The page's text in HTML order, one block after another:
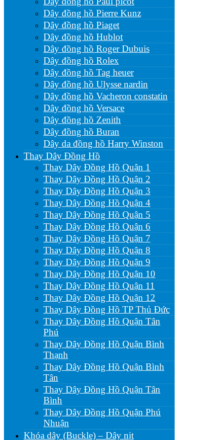
Dây đồng hồ Pierre Kunz
Dây đồng hồ Piaget
Dây đồng hồ Hublot
Dây đồng hồ Roger Dubuis
Dây đồng hồ Rolex
Dây đồng hồ Tag heuer
Dây đồng hồ Ulysse nardin
Dây đồng hồ Vacheron constatin
Dây đồng hồ Versace
Dây đồng hồ Zenith
Dây đồng hồ Buran
Dây da đồng hồ Harry Winston
Thay Dây Đồng Hồ
Thay Dây Đồng Hồ Quận 1
Thay Dây Đồng Hồ Quận 2
Thay Dây Đồng Hồ Quận 3
Thay Dây Đồng Hồ Quận 4
Thay Dây Đồng Hồ Quận 5
Thay Dây Đồng Hồ Quận 6
Thay Dây Đồng Hồ Quận 7
Thay Dây Đồng Hồ Quận 8
Thay Dây Đồng Hồ Quận 9
Thay Dây Đồng Hồ Quận 10
Thay Dây Đồng Hồ Quận 11
Thay Dây Đồng Hồ Quận 12
Thay Dây Đồng Hồ TP Thủ Đức
Thay Dây Đồng Hồ Quận Tân
Phú
Thay Dây Đồng Hồ Quận Bình
Thạnh
Thay Dây Đồng Hồ Quận Bình
Tân
Thay Dây Đồng Hồ Quận Tân
Bình
Thay Dây Đồng Hồ Quận Phú
Nhuận
Khóa dây (Buckle) – Dây nịt